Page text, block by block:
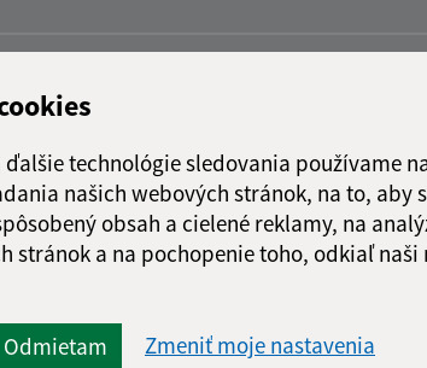
technológie sledovania používame
našich webových stránok, na to, aby
obsah a cielené reklamy, na
stránok a na pochopenie toho, odkiaľ naši
Odmietam Zmeniť moje nastavenia